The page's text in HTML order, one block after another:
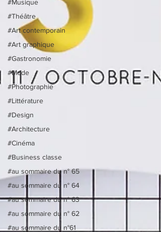
#Musique
#Théâtre
#Art contemporain
#Art graphique
#Gastronomie
#Mode
#Photographie
#Littérature
#Design
#Architecture
#Cinéma
#Business classe
#au sommaire du n° 65
#au sommaire du n° 64
#au sommaire du n° 63
#au sommaire du n° 62
#au sommaire du n°61